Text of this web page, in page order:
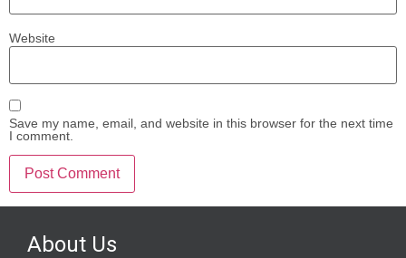
Website
Save my name, email, and website in this browser for the next time
I comment.
About Us